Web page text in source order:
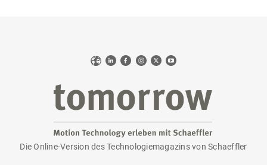
WebLinkedIn
Facebook
Instagram
X YouTube
tomorrow
Die Online-Version des Technologiemagazins von Schaeffler